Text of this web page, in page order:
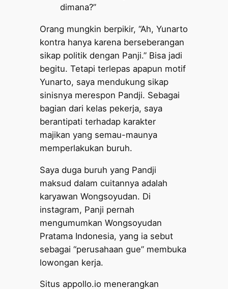
dimana?”
Orang mungkin berpikir, “Ah, Yunarto
kontra hanya karena berseberangan
sikap politik dengan Panji.” Bisa jadi
begitu. Tetapi terlepas apapun motif
Yunarto, saya mendukung sikap
sinisnya merespon Pandji. Sebagai
bagian dari kelas pekerja, saya
berantipati terhadap karakter
majikan yang semau-maunya
memperlakukan buruh.
Saya duga buruh yang Pandji
maksud dalam cuitannya adalah
karyawan Wongsoyudan. Di
instagram, Panji pernah
mengumumkan Wongsoyudan
Pratama Indonesia, yang ia sebut
sebagai “perusahaan gue” membuka
lowongan kerja.
Situs appollo.io menerangkan